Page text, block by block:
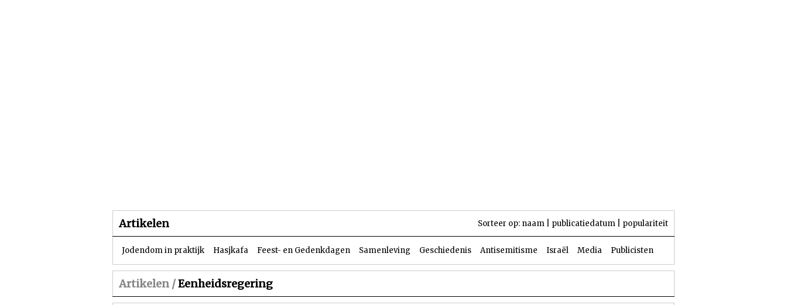
Artikelen Sorteer op: naam publicatiedatum populariteit
Jodendom in praktijk Hasjkafa Feest- en Gedenkdagen Samenleving Geschiedenis Antisemitisme Israël Media Publicisten
Artikelen /Eenheidsregering